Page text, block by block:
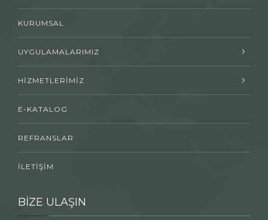
KURUMSAL
UYGULAMALARIMIZ
HİZMETLERİMİZ
E-KATALOG
REFRANSLAR
İLETİŞİM
BİZE ULAŞIN